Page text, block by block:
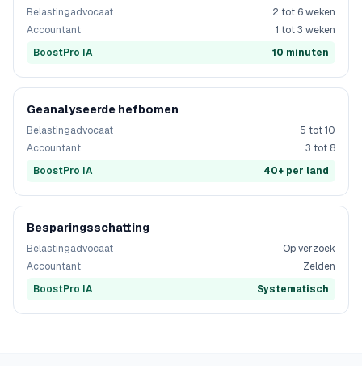
Belastingadvocaat
2 tot 6 weken
Accountant
1 tot 3 weken
BoostPro IA
10 minuten
Geanalyseerde hefbomen
Belastingadvocaat
5 tot 10
Accountant
3 tot 8
BoostPro IA
40+ per land
Besparingsschatting
Belastingadvocaat
Op verzoek
Accountant
Zelden
BoostPro IA
Systematisch